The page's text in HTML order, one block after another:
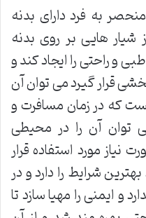
به فرد دارای بدنه
هایی بر روی بدنه
راحتی را ایجاد کند و
قرار گیرد می توان آن
که در زمان مسافرت و
توان آن را در محیطی
نیاز مورد استفاده قرار
شرایط را دارد و در
و ایمنی را مهیا سازد تا